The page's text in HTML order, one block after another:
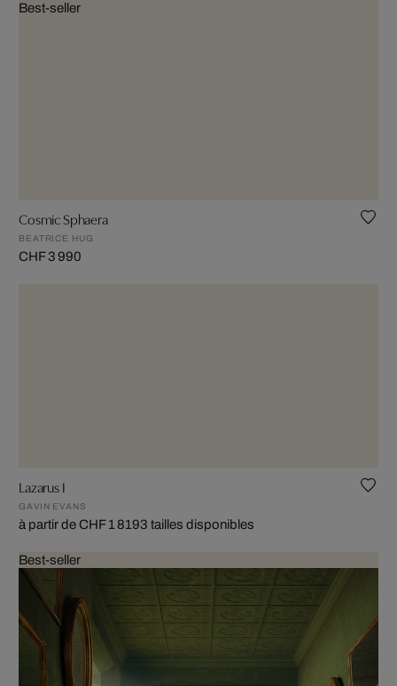
Best-seller
Cosmic Sphaera
BEATRICE HUG
CHF 3 990
Lazarus I
GAVIN EVANS
à partir de CHF 1 8193 tailles disponibles
Best-seller